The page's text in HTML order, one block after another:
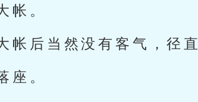
帐。
帐后当然没有客气，径
座。